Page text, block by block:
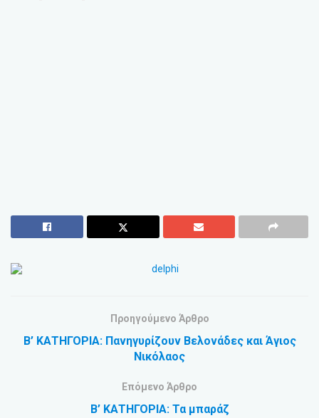
Προηγούμενο Άρθρο
Β’ ΚΑΤΗΓΟΡΙΑ: Πανηγυρίζουν Βελονάδες και Άγιος
Νικόλαος
Επόμενο Άρθρο
Β’ ΚΑΤΗΓΟΡΙΑ: Τα μπαράζ